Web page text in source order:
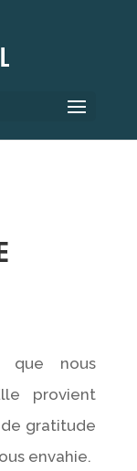
nous
provient
gratitude
envahie.